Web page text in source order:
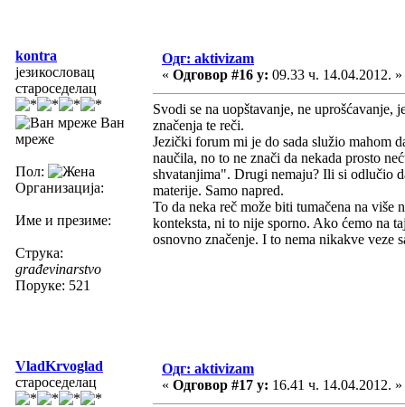
kontra
језикословац
староседелац
Ван
мреже
Пол:
Организација:
Име и презиме:
Струка:
građevinarstvo
Поруке: 521
Одг: aktivizam
« Одговор #16 у: 09.33 ч. 14.04.2012. »
Svodi se na uopštavanje, ne uprošćavanje,
značenja te reči.
Jezički forum mi je do sada služio mahom
naučila, no to ne znači da nekada prosto
shvatanjima". Drugi nemaju? Ili si odlučio
materije. Samo napred.
To da neka reč može biti tumačena na više
konteksta, ni to nije sporno. Ako ćemo na
osnovno značenje. I to nema nikakve veze
VladKrvoglad
староседелац
Одг: aktivizam
« Одговор #17 у: 16.41 ч. 14.04.2012. »